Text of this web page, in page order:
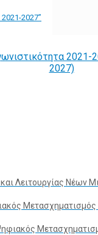
2027”
2027)
Λειτουργίας Νέων